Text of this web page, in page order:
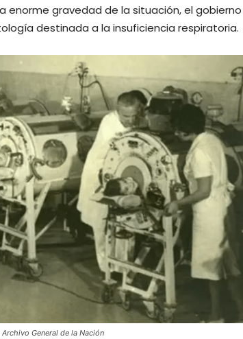
gravedad de la situación, el gobierno
destinada a la insuficiencia respiratoria.
General de la Nación